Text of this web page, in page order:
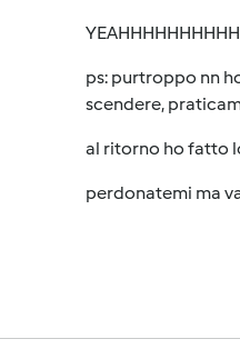
ps: purtroppo nn
scendere,
al ritorno ho fatto
perdonatemi ma